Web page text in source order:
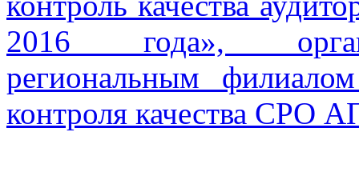
2016 года»,
региональным
контроля качества СРО